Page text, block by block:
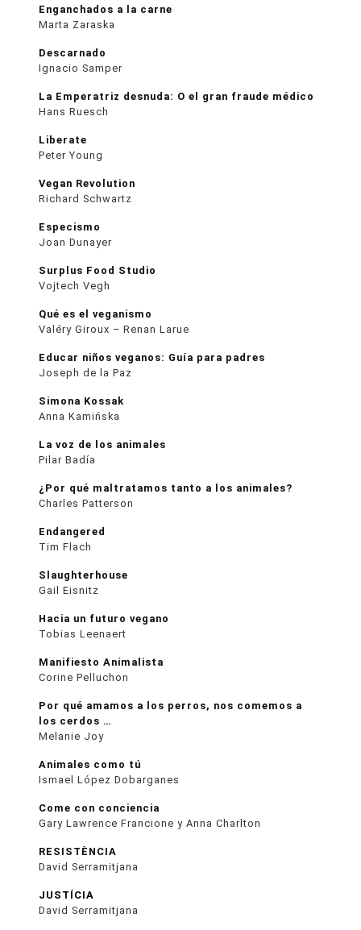
Enganchados a la carne
Marta Zaraska
Descarnado
Ignacio Samper
La Emperatriz desnuda: O el gran fraude médico
Hans Ruesch
Liberate
Peter Young
Vegan Revolution
Richard Schwartz
Especismo
Joan Dunayer
Surplus Food Studio
Vojtech Vegh
Qué es el veganismo
Valéry Giroux – Renan Larue
Educar niños veganos: Guía para padres
Joseph de la Paz
Simona Kossak
Anna Kamińska
La voz de los animales
Pilar Badía
¿Por qué maltratamos tanto a los animales?
Charles Patterson
Endangered
Tim Flach
Slaughterhouse
Gail Eisnitz
Hacia un futuro vegano
Tobias Leenaert
Manifiesto Animalista
Corine Pelluchon
Por qué amamos a los perros, nos comemos a
los cerdos …
Melanie Joy
Animales como tú
Ismael López Dobarganes
Come con conciencia
Gary Lawrence Francione y Anna Charlton
RESISTÈNCIA
David Serramitjana
JUSTÍCIA
David Serramitjana